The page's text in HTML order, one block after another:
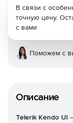
Описание
Telerik Kendo UI
В связи с
точную цену.
с вами
Поможем с